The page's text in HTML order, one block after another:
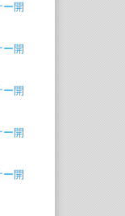
開
開
開
開
開